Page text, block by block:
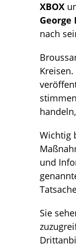
XBOX
nach
Wichtig
und
Sie